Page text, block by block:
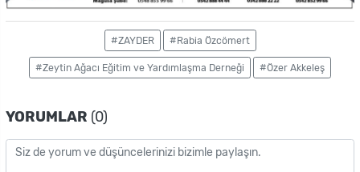
#ZAYDER #Rabia Özcömert
#Zeytin Ağacı Eğitim ve Yardımlaşma Derneği #Özer Akkeleş
YORUMLAR (0)